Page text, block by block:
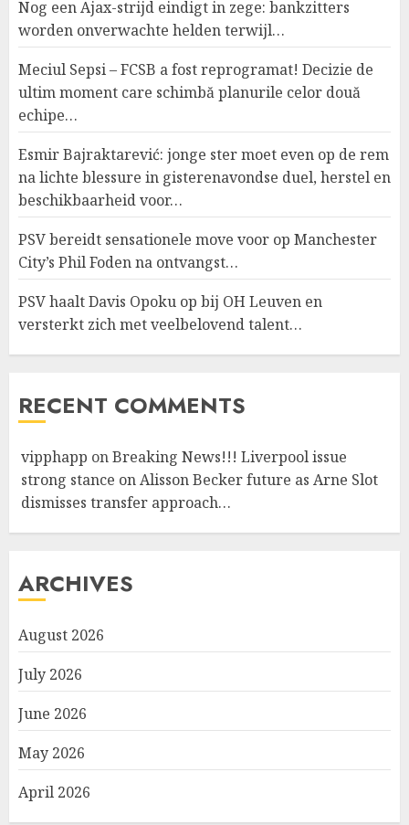
Nog een Ajax-strijd eindigt in zege: bankzitters
worden onverwachte helden terwijl…
Meciul Sepsi – FCSB a fost reprogramat! Decizie de
ultim moment care schimbă planurile celor două
echipe…
Esmir Bajraktarević: jonge ster moet even op de rem
na lichte blessure in gisterenavondse duel, herstel en
beschikbaarheid voor…
PSV bereidt sensationele move voor op Manchester
City’s Phil Foden na ontvangst…
PSV haalt Davis Opoku op bij OH Leuven en
versterkt zich met veelbelovend talent…
RECENT COMMENTS
vipphapp onBreaking News!!! Liverpool issue
strong stance on Alisson Becker future as Arne Slot
dismisses transfer approach…
ARCHIVES
August 2026
July 2026
June 2026
May 2026
April 2026